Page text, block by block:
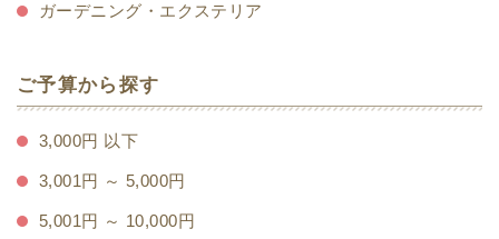
ガーデニング・エクステリア
ご予算から探す
3,000円 以下
3,001円 ～ 5,000円
5,001円 ～ 10,000円